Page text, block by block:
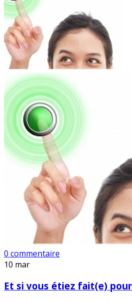
0 commentaire
10 mar
Et si vous étiez fait(e)